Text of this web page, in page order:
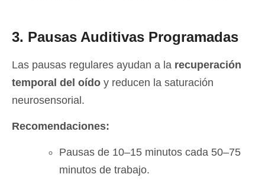
3. Pausas Auditivas Programadas
Las pausas regulares ayudan a la recuperación
temporal del oído y reducen la saturación
neurosensorial.
Recomendaciones:
Pausas de 10–15 minutos cada 50–75
minutos de trabajo.